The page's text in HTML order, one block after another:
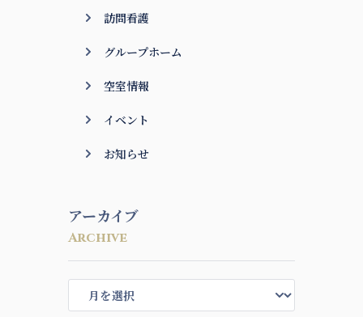
訪問看護
グループホーム
空室情報
イベント
お知らせ
アーカイブ
Archive